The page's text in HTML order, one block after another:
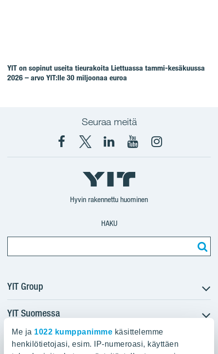
Me ja 1022 kumppanimme käsittelemme
henkilötietojasi, esim. IP-numeroasi, käyttäen
YIT on sopinut useita tieurakoita Liettuassa tammi-kesäkuussa
2026 – arvo YIT:lle 30 miljoonaa euroa
Seuraa meitä
Facebook
X
YIT
Suomi
YIT
Corporation
YIT
Corporation
Instagram
Hyvin rakennettu huominen
HAKU
YIT Group
Tietoa YIT:stä
Töihin meille
Sijoittajat
YIT Suomessa
Myytävät asunnot
YIT:n pääkonttori